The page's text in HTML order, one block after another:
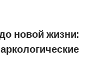
новой жизни: